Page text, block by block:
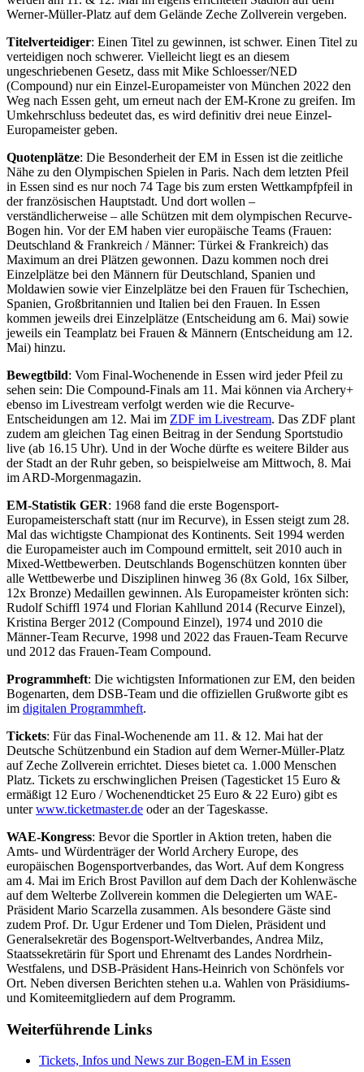
Werner-Müller-Platz auf dem Gelände Zeche Zollverein vergeben.
Titelverteidiger: Einen Titel zu gewinnen, ist schwer. Einen Titel zu
verteidigen noch schwerer. Vielleicht liegt es an diesem
ungeschriebenen Gesetz, dass mit Mike Schloesser/NED
(Compound) nur ein Einzel-Europameister von München 2022 den
Weg nach Essen geht, um erneut nach der EM-Krone zu greifen. Im
Umkehrschluss bedeutet das, es wird definitiv drei neue Einzel-
Europameister geben.
Quotenplätze: Die Besonderheit der EM in Essen ist die zeitliche
Nähe zu den Olympischen Spielen in Paris. Nach dem letzten Pfeil
in Essen sind es nur noch 74 Tage bis zum ersten Wettkampfpfeil in
der französischen Hauptstadt. Und dort wollen –
verständlicherweise – alle Schützen mit dem olympischen Recurve-
Bogen hin. Vor der EM haben vier europäische Teams (Frauen:
Deutschland & Frankreich / Männer: Türkei & Frankreich) das
Maximum an drei Plätzen gewonnen. Dazu kommen noch drei
Einzelplätze bei den Männern für Deutschland, Spanien und
Moldawien sowie vier Einzelplätze bei den Frauen für Tschechien,
Spanien, Großbritannien und Italien bei den Frauen. In Essen
kommen jeweils drei Einzelplätze (Entscheidung am 6. Mai) sowie
jeweils ein Teamplatz bei Frauen & Männern (Entscheidung am 12.
Mai) hinzu.
Bewegtbild: Vom Final-Wochenende in Essen wird jeder Pfeil zu
sehen sein: Die Compound-Finals am 11. Mai können via Archery+
ebenso im Livestream verfolgt werden wie die Recurve-
Entscheidungen am 12. Mai im ZDF im Livestream. Das ZDF plant
zudem am gleichen Tag einen Beitrag in der Sendung Sportstudio
live (ab 16.15 Uhr). Und in der Woche dürfte es weitere Bilder aus
der Stadt an der Ruhr geben, so beispielweise am Mittwoch, 8. Mai
im ARD-Morgenmagazin.
EM-Statistik GER: 1968 fand die erste Bogensport-
Europameisterschaft statt (nur im Recurve), in Essen steigt zum 28.
Mal das wichtigste Championat des Kontinents. Seit 1994 werden
die Europameister auch im Compound ermittelt, seit 2010 auch in
Mixed-Wettbewerben. Deutschlands Bogenschützen konnten über
alle Wettbewerbe und Disziplinen hinweg 36 (8x Gold, 16x Silber,
12x Bronze) Medaillen gewinnen. Als Europameister krönten sich:
Rudolf Schiffl 1974 und Florian Kahllund 2014 (Recurve Einzel),
Kristina Berger 2012 (Compound Einzel), 1974 und 2010 die
Männer-Team Recurve, 1998 und 2022 das Frauen-Team Recurve
und 2012 das Frauen-Team Compound.
Programmheft: Die wichtigsten Informationen zur EM, den beiden
Bogenarten, dem DSB-Team und die offiziellen Grußworte gibt es
im digitalen Programmheft.
Tickets: Für das Final-Wochenende am 11. & 12. Mai hat der
Deutsche Schützenbund ein Stadion auf dem Werner-Müller-Platz
auf Zeche Zollverein errichtet. Dieses bietet ca. 1.000 Menschen
Platz. Tickets zu erschwinglichen Preisen (Tagesticket 15 Euro &
ermäßigt 12 Euro / Wochenendticket 25 Euro & 22 Euro) gibt es
unterwww.ticketmaster.de oder an der Tageskasse.
WAE-Kongress: Bevor die Sportler in Aktion treten, haben die
Amts- und Würdenträger der World Archery Europe, des
europäischen Bogensportverbandes, das Wort. Auf dem Kongress
am 4. Mai im Erich Brost Pavillon auf dem Dach der Kohlenwäsche
auf dem Welterbe Zollverein kommen die Delegierten um WAE-
Präsident Mario Scarzella zusammen. Als besondere Gäste sind
zudem Prof. Dr. Ugur Erdener und Tom Dielen, Präsident und
Generalsekretär des Bogensport-Weltverbandes, Andrea Milz,
Staatssekretärin für Sport und Ehrenamt des Landes Nordrhein-
Westfalens, und DSB-Präsident Hans-Heinrich von Schönfels vor
Ort. Neben diversen Berichten stehen u.a. Wahlen von Präsidiums-
und Komiteemitgliedern auf dem Programm.
Weiterführende Links
Tickets, Infos und News zur Bogen-EM in Essen